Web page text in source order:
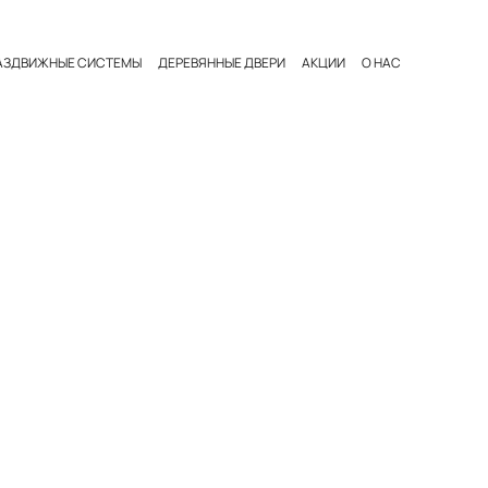
СИСТЕМЫ ДЕРЕВЯННЫЕ ДВЕРИ АКЦИИ О НАС